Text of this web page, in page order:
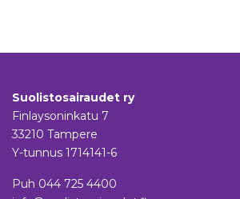
Suolistosairaudet ry
Finlaysoninkatu 7
33210 Tampere
Y-tunnus 1714141-6
Puh 044 725 4400